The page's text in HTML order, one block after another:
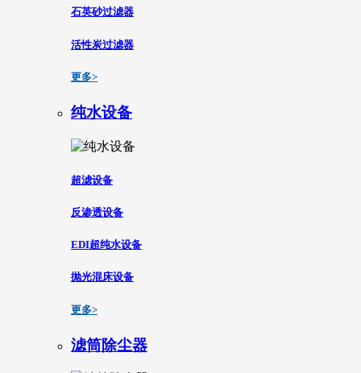
石英砂过滤器
活性炭过滤器
更多>
纯水设备
超滤设备
反渗透设备
EDI超纯水设备
抛光混床设备
更多>
滤筒除尘器